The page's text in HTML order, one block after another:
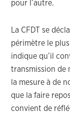
pour l’autre.
La CFDT se
périmètre le
indique qu’il
transmission de
la mesure à de
que la faire
convient de